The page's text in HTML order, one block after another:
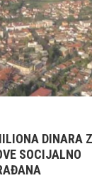
DINARA
SOCIJALNO